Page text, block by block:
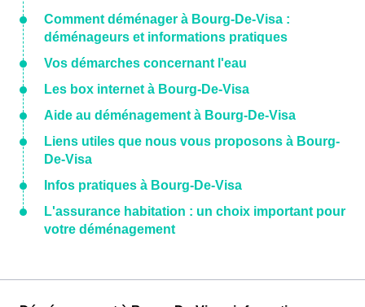
Comment déménager à Bourg-De-Visa :
déménageurs et informations pratiques
Vos démarches concernant l'eau
Les box internet à Bourg-De-Visa
Aide au déménagement à Bourg-De-Visa
Liens utiles que nous vous proposons à Bourg-
De-Visa
Infos pratiques à Bourg-De-Visa
L'assurance habitation : un choix important pour
votre déménagement